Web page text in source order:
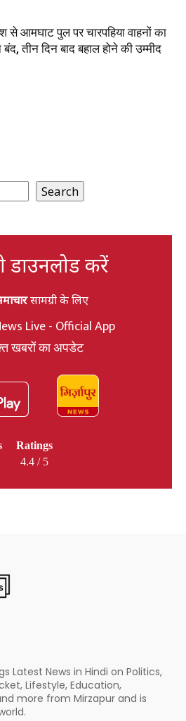
से आमघाट पुल पर चारपहिया वाहनों का
तीन दिन बाद बहाल होने की उम्मीद
Search
करें
सामग्री के लिए
Live - Official App
खबरों का अपडेट
Ratings
4.4 / 5
Latest News in Hindi on Politics,
Lifestyle, Education,
more from Mirzapur and is